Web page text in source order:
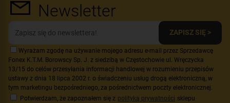
Newsletter
ZAPISZ SIĘ >
Wyrażam zgodę na używanie mojego adresu e-mail przez Sprzedawcę
Fonex K.T.M. Borowscy Sp. J. z siedzibą w Częstochowie ul. Wręczycka
13/15 do celów przesyłania informacji handlowej w rozumieniu przepisów
ustawy z dnia 18 lipca 2002 r. o świadczeniu usług drogą elektroniczną, w
tym marketingu bezpośredniego, za pośrednictwem poczty elektronicznej.
Potwierdzam, że zapoznałem się z polityką prywatności sklepu